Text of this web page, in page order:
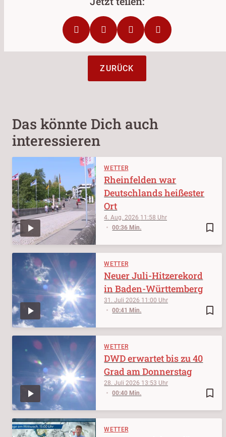
ZURÜCK
Das könnte Dich auch
interessieren
WETTER
bookmark_border
4. Aug. 2026 11:58
00:36 Min.
Rheinfelden war
Deutschlands heißester
Ort
WETTER
bookmark_border
31. Juli 2026 11:00
00:41 Min.
Neuer Juli-Hitzerekord
in Baden-Württemberg
WETTER
bookmark_border
28. Juli 2026 13:53
00:40 Min.
DWD erwartet bis zu 40
Grad am Donnerstag
WETTER